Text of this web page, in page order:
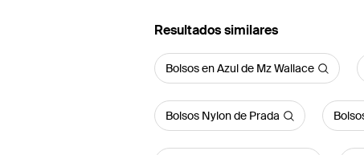
Resultados similares
Bolsos en Azul de Mz Wallace
Bolsos Nylon de Prada